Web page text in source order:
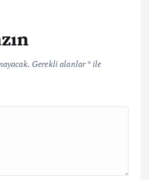
Gerekli alanlar*ile